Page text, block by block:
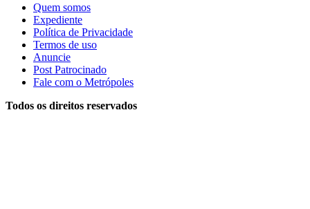
Quem somos
Expediente
Política de Privacidade
Termos de uso
Anuncie
Post Patrocinado
Fale com o Metrópoles
Todos os direitos reservados